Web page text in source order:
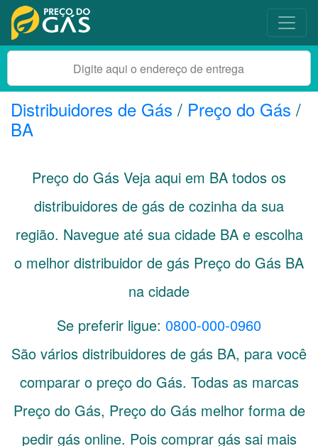
Distribuidores de Gás / Preço do Gás /
BA
Preço do Gás Veja aqui em BA todos os
distribuidores de gás de cozinha da sua
região. Navegue até sua cidade BAe escolha
o melhor distribuidor de gás Preço do Gás BA
na cidade
Se preferir ligue: 0800-000-0960
São vários distribuidores de gás BA, para você
comparar o preço do Gás. Todas as marcas
Preço do Gás, Preço do Gás melhor forma de
pedir gás online. Pois comprar gás sai mais